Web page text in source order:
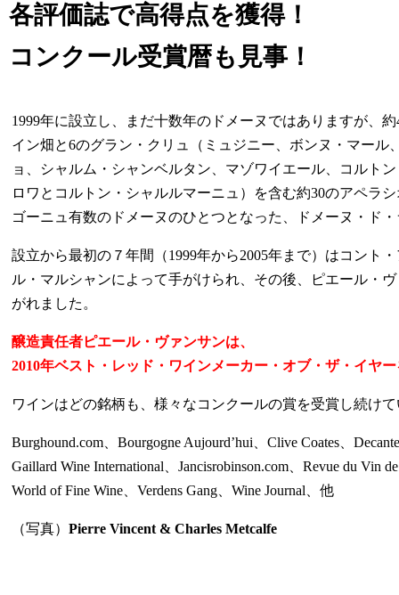
各評価誌で高得点を獲得！
コンクール受賞暦も見事！
1999年に設立し、まだ十数年のドメーヌではありますが、
イン畑と6のグラン・クリュ（ミュジニー、ボンヌ・マール
ョ、シャルム・シャンベルタン、マゾワイエール、コルト
ロワとコルトン・シャルルマーニュ）を含む約30のアペラ
ゴーニュ有数のドメーヌのひとつとなった、ドメーヌ・ド
設立から最初の７年間（1999年から2005年まで）はコント
ル・マルシャンによって手がけられ、その後、ピエール・
がれました。
醸造責任者ピエール・ヴァンサンは、
2010年ベスト・レッド・ワインメーカー・オブ・ザ・イヤ
ワインはどの銘柄も、様々なコンクールの賞を受賞し続け
Burghound.com、Bourgogne Aujourd’hui、Clive Coates、
Gaillard Wine International、Jancisrobinson.com、Revue du Vin
World of Fine Wine、Verdens Gang、Wine Journal 、他
（写真） Pierre Vincent & Charles Metcalfe